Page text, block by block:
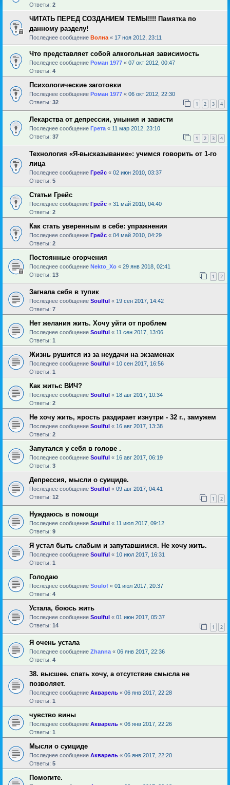
Ответы: 2
ЧИТАТЬ ПЕРЕД СОЗДАНИЕМ ТЕМЫ!!!! Памятка по
данному разделу!
Последнее сообщение Волна « 17 ноя 2012, 23:11
Что представляет собой алкогольная зависимость
Последнее сообщение Роман 1977 « 07 окт 2012, 00:47
Ответы: 4
Психологические заготовки
Последнее сообщение Роман 1977 « 06 окт 2012, 22:30
Ответы: 32 1 2 3 4
Лекарства от депрессии, уныния и зависти
Последнее сообщение Грета « 11 мар 2012, 23:10
Ответы: 37 1 2 3 4
Технология «Я-высказывание»: учимся говорить от 1-го
лица
Последнее сообщение Грейс « 02 июн 2010, 03:37
Ответы: 5
Статьи Грейс
Последнее сообщение Грейс « 31 май 2010, 04:40
Ответы: 2
Как стать уверенным в себе: упражнения
Последнее сообщение Грейс « 04 май 2010, 04:29
Ответы: 2
Постоянные огорчения
Последнее сообщение Nekto_Xo « 29 янв 2018, 02:41
Ответы: 13 1 2
Загнала себя в тупик
Последнее сообщение Soulful « 19 сен 2017, 14:42
Ответы: 7
Нет желания жить. Хочу уйти от проблем
Последнее сообщение Soulful « 11 сен 2017, 13:06
Ответы: 1
Жизнь рушится из за неудачи на экзаменах
Последнее сообщение Soulful « 10 сен 2017, 16:56
Ответы: 1
Как житьс ВИЧ?
Последнее сообщение Soulful « 18 авг 2017, 10:34
Ответы: 2
Не хочу жить, ярость раздирает изнутри - 32 г., замужем
Последнее сообщение Soulful « 16 авг 2017, 13:38
Ответы: 2
Запутался у себя в голове .
Последнее сообщение Soulful « 16 авг 2017, 06:19
Ответы: 3
Депрессия, мысли о суициде.
Последнее сообщение Soulful « 09 авг 2017, 04:41
Ответы: 12 1 2
Нуждаюсь в помощи
Последнее сообщение Soulful « 11 июл 2017, 09:12
Ответы: 9
Я устал быть слабым и запутавшимся. Не хочу жить.
Последнее сообщение Soulful « 10 июл 2017, 16:31
Ответы: 1
Голодаю
Последнее сообщение Soulof « 01 июл 2017, 20:37
Ответы: 4
Устала, боюсь жить
Последнее сообщение Soulful « 01 июн 2017, 05:37
Ответы: 14 1 2
Я очень устала
Последнее сообщение Zhanna « 06 янв 2017, 22:36
Ответы: 4
38. высшее. спать хочу, а отсутствие смысла не
позволяет.
Последнее сообщение Акварель « 06 янв 2017, 22:28
Ответы: 1
чувство вины
Последнее сообщение Акварель « 06 янв 2017, 22:26
Ответы: 1
Мысли о суициде
Последнее сообщение Акварель « 06 янв 2017, 22:20
Ответы: 5
Помогите.